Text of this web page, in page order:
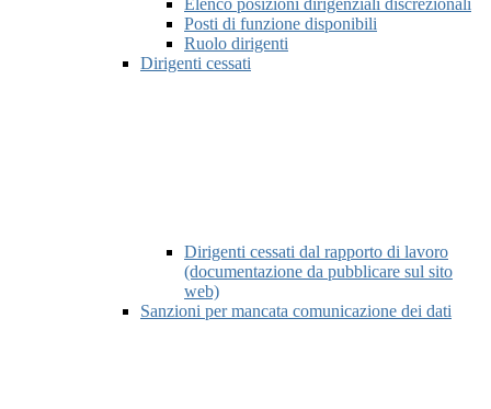
Elenco posizioni dirigenziali discrezionali
Posti di funzione disponibili
Ruolo dirigenti
Dirigenti cessati
Dirigenti cessati dal rapporto di lavoro
(documentazione da pubblicare sul sito
web)
Sanzioni per mancata comunicazione dei dati